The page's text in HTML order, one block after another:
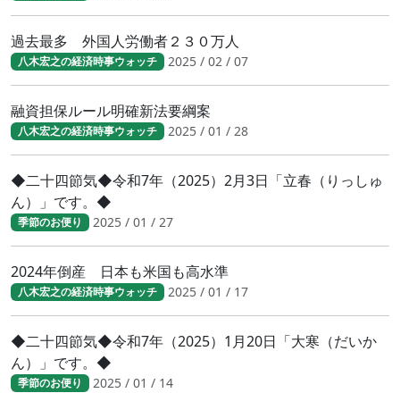
過去最多 外国人労働者２３０万人
八木宏之の経済時事ウォッチ 2025 / 02 / 07
融資担保ルール明確新法要綱案
八木宏之の経済時事ウォッチ 2025 / 01 / 28
◆二十四節気◆令和7年（2025）2月3日「立春（りっしゅ
ん）」です。◆
季節のお便り 2025 / 01 / 27
2024年倒産 日本も米国も高水準
八木宏之の経済時事ウォッチ 2025 / 01 / 17
◆二十四節気◆令和7年（2025）1月20日「大寒（だいか
ん）」です。◆
季節のお便り 2025 / 01 / 14